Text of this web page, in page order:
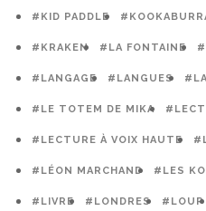
#KID PADDLE
#KRAKEN #LA FONTAINE
#LANGAGE #LANGUES
#LE TOTEM DE MIKA
#LECTURE À VOIX HAUTE
#LÉON MARCHAND #LES
#LIVRE #LONDRES #LOUP